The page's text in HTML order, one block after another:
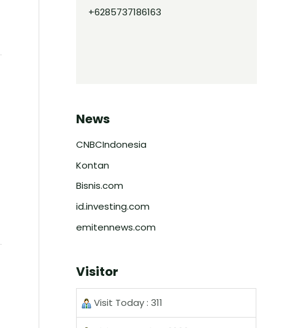
+6285737186163
News
CNBCIndonesia
Kontan
Bisnis.com
id.investing.com
emitennews.com
Visitor
Visit Today : 311